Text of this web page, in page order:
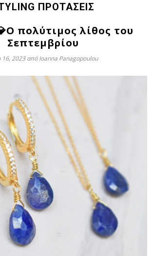
ΠΡΟΤΑΣΕΙΣ
πολύτιμος λίθος του
Σεπτεμβρίου
16, 2023από Ioanna Panagopoulou